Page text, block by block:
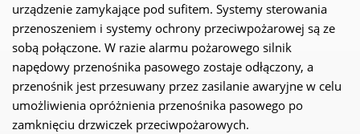
urządzenie zamykające pod sufitem. Systemy sterowania
przenoszeniem i systemy ochrony przeciwpożarowej są ze
sobą połączone. W razie alarmu pożarowego silnik
napędowy przenośnika pasowego zostaje odłączony, a
przenośnik jest przesuwany przez zasilanie awaryjne w celu
umożliwienia opróżnienia przenośnika pasowego po
zamknięciu drzwiczek przeciwpożarowych.